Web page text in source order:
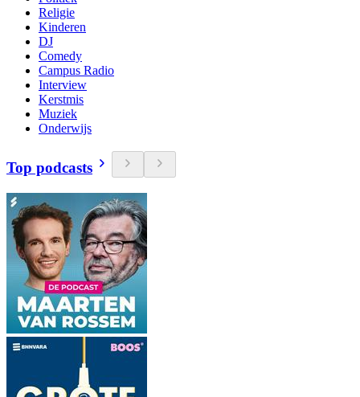
Religie
Kinderen
DJ
Comedy
Campus Radio
Interview
Kerstmis
Muziek
Onderwijs
Top podcasts